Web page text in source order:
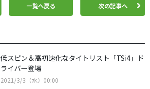
一覧へ戻る 次の記事へ
低スピン＆高初速化なタイトリスト「TSi4」ド
ライバー登場
2021/3/3（水）00:00